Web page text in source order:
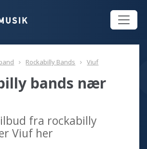
Rockabilly Bands Viuf
bands nær
fra rockabilly
Viuf her